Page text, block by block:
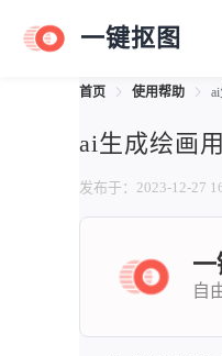
一键抠图
首页 使用帮助
ai生成绘画
发布于：2023-12-27
一
自